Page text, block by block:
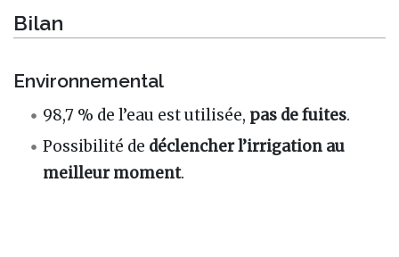
Bilan
Environnemental
98,7 % de l’eau est utilisée, pas de fuites.
Possibilité de déclencher l’irrigation au
meilleur moment.